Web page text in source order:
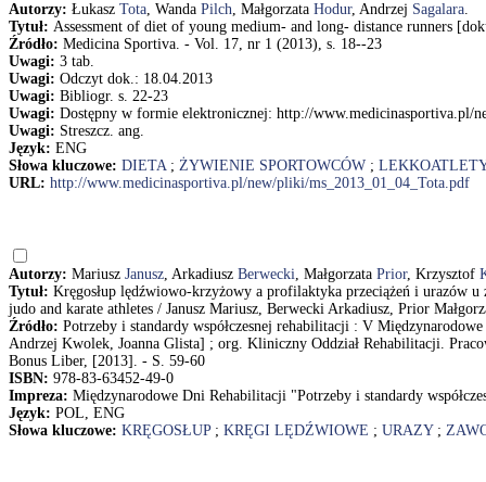
Autorzy: Łukasz Tota, Wanda Pilch, Małgorzata Hodur, Andrzej Sagalara.
Tytuł: Assessment of diet of young medium- and long- distance runners
Źródło: Medicina Sportiva. - Vol. 17, nr 1 (2013), s. 18--23
Uwagi: 3 tab.
Uwagi: Odczyt dok.: 18.04.2013
Uwagi: Bibliogr. s. 22-23
Uwagi: Dostępny w formie elektronicznej: http://www.medicinasportiva.pl/
Uwagi: Streszcz. ang.
Język: ENG
Słowa kluczowe: DIETA; ŻYWIENIE SPORTOWCÓW ;
URL: http://www.medicinasportiva.pl/new/pliki/ms_2013_01_04_Tota.pdf
Autorzy: Mariusz Janusz, Arkadiusz Berwecki, Małgorzata Prior, Krzysztof
Tytuł: Kręgosłup lędźwiowo-krzyżowy a profilaktyka przeciążeń i urazów
judo and karate athletes / Janusz Mariusz, Berwecki Arkadiusz, Prior
Źródło: Potrzeby i standardy współczesnej rehabilitacji : V
Andrzej Kwolek, Joanna Glista] ; org. Kliniczny Oddział Rehabilitacji.
Bonus Liber, [2013]. - S. 59-60
ISBN: 978-83-63452-49-0
Impreza: Międzynarodowe Dni Rehabilitacji "Potrzeby i standardy
Język: POL, ENG
Słowa kluczowe: KRĘGOSŁUP; KRĘGI LĘDŹWIOWE ; URAZY;